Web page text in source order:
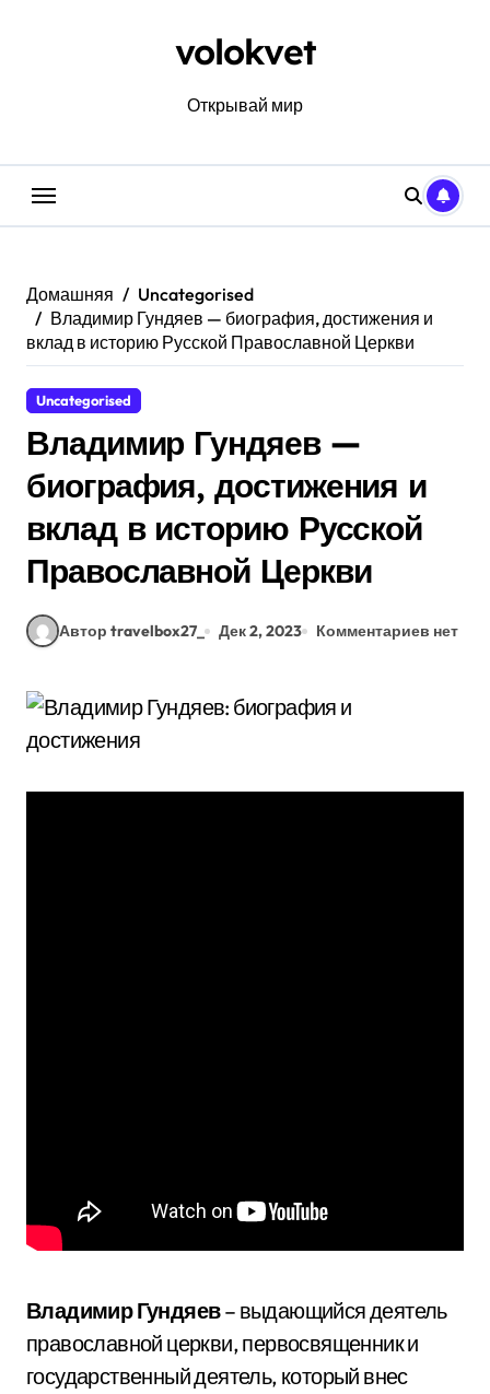
volokvet
Открывай мир
Домашняя
Uncategorised
Владимир Гундяев — биография, достижения и
вклад в историю Русской Православной Церкви
Uncategorised
Владимир Гундяев —
биография, достижения и
вклад в историю Русской
Православной Церкви
Автор travelbox27_ Дек 2, 2023 Комментариев нет
Владимир Гундяев– выдающийся деятель
православной церкви, первосвященник и
государственный деятель, который внес